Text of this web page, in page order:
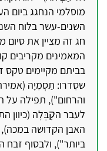
מוסלמי הנחגג ביום
השנים-עשר בלוח
חג זה מציין את סיום
המאמינים מקריבים
בביתם מקיימים טקס
שסִדרו: תַסְמִיָה
והרחום"), תפילה על
לעבר הקׅבְּלָה (כיוון
האבן הקדושה
ביותר"), ולבסוף זבח